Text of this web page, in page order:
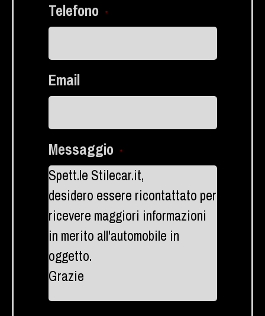
Telefono *
Email
Messaggio *